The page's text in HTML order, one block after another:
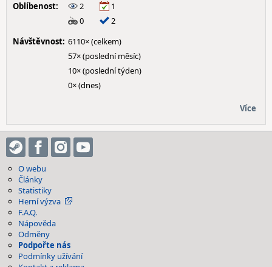
Oblíbenost:
2
1
0
2
Návštěvnost: 6110× (celkem)
57× (poslední měsíc)
10× (poslední týden)
0× (dnes)
Více
O webu
Články
Statistiky
Herní výzva
F.A.Q.
Nápověda
Odměny
Podpořte nás
Podmínky užívání